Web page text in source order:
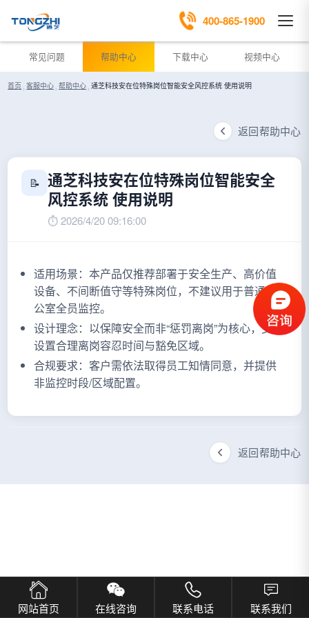
400-865-1900
网站首页 在线咨询 联系电话 联系我们
常见问题 帮助中心 下载中心 视频中心
首页 › 客服中心 › 帮助中心 › 通芝科技安在位特殊岗位智能安全风控系统 使用说明
返回帮助中心
📝 通芝科技安在位特殊岗位智能安全
风控系统 使用说明
⏱ 2026/4/20 09:16:00
适用场景：本产品仅推荐部署于安全生产、高价值
设备、不间断值守等特殊岗位，不建议用于普通办
公室全员监控。
设计理念：以保障安全而非“惩罚离岗”为核心，支持
设置合理离岗容忍时间与豁免区域。
合规要求：客户需依法取得员工知情同意，并提供
非监控时段/区域配置。
返回帮助中心